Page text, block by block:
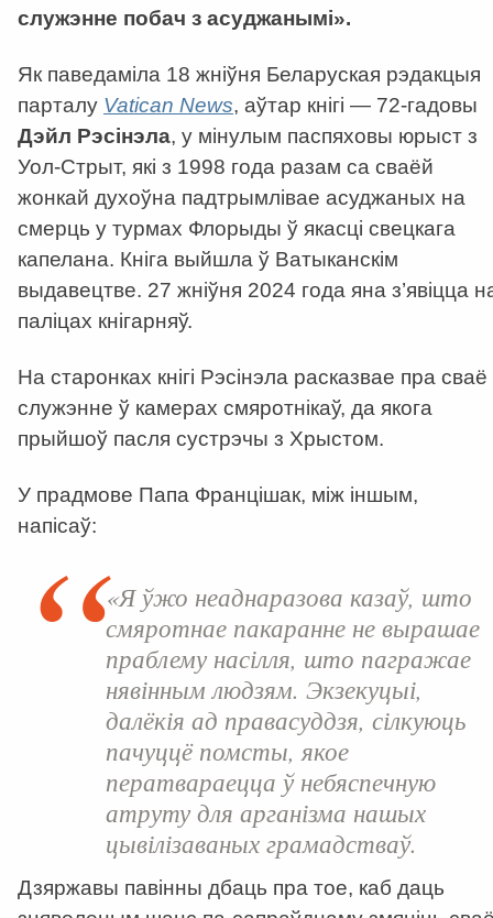
служэнне побач з асуджанымі».
Як паведаміла 18 жніўня Беларуская рэдакцыя
парталу Vatican News, аўтар кнігі — 72-гадовы
Дэйл Рэсінэла, у мінулым паспяховы юрыст з
Уол-Стрыт, які з 1998 года разам са сваёй
жонкай духоўна падтрымлівае асуджаных на
смерць у турмах Флорыды ў якасці свецкага
капелана. Кніга выйшла ў Ватыканскім
выдавецтве. 27 жніўня 2024 года яна з’явіцца
паліцах кнігарняў.
На старонках кнігі Рэсінэла расказвае пра сваё
служэнне ў камерах смяротнікаў, да якога
прыйшоў пасля сустрэчы з Хрыстом.
У прадмове Папа Францішак, між іншым,
напісаў:
«Я ўжо неаднаразова казаў, што
смяротнае пакаранне не вырашае
праблему насілля, што пагражае
нявінным людзям. Экзекуцыі,
далёкія ад правасуддзя, сілкуюць
пачуццё помсты, якое
ператвараецца ў небяспечную
атруту для арганізма нашых
цывілізаваных грамадстваў.
Дзяржавы павінны дбаць пра тое, каб даць